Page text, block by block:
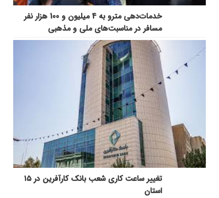
خدمات‌دهي مترو به 4 ميليون و 100 هزار نفر
مسافر در مناسبت‌هاي ملي و مذهبي
تغییر ساعت کاری شعب بانک کارآفرین در ۱۵
استان